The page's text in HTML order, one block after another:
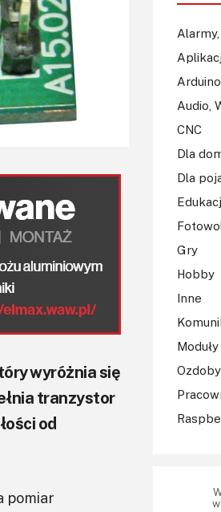
wyróżnia się
tranzystor
od
pomiar
Arduino
Audio,
CNC
Dla
Dla
Gry
Hobby
Inne
Moduły